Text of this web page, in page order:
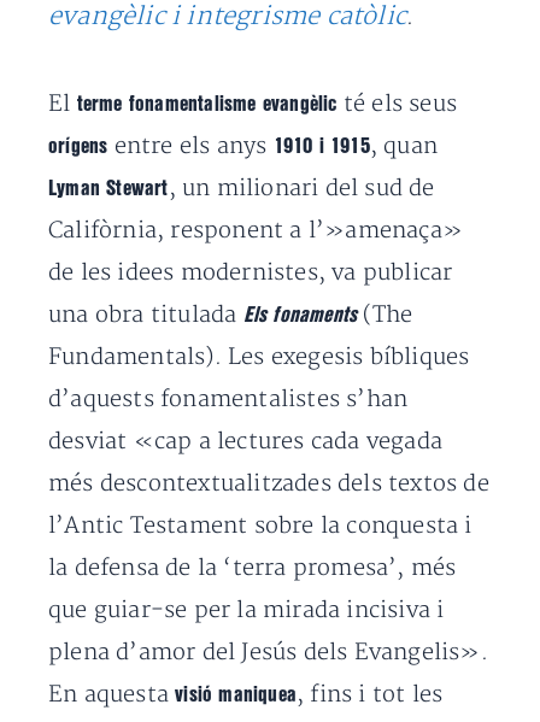
evangèlic i integrisme catòlic.
El terme fonamentalisme evangèlic té els seus
orígens entre els anys 1910 i 1915, quan
Lyman Stewart , un milionari del sud de
Califòrnia, responent a l’»amenaça»
de les idees modernistes, va publicar
una obra titulada Els fonaments (The
Fundamentals). Les exegesis bíbliques
d’aquests fonamentalistes s’han
desviat «cap a lectures cada vegada
més descontextualitzades dels textos de
l’Antic Testament sobre la conquesta i
la defensa de la ‘terra promesa’, més
que guiar-se per la mirada incisiva i
plena d’amor del Jesús dels Evangelis».
En aquestavisió maniquea , fins i tot les